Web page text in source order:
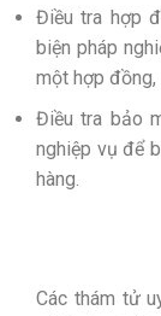
Điều tra hợp
biện pháp
một hợp đồng,
Điều tra bảo
nghiệp vụ để
hàng.
Các thám tử